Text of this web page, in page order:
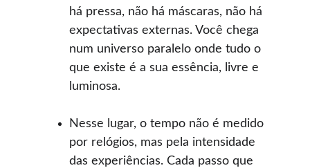
há pressa, não há máscaras, não há
expectativas externas. Você chega
num universo paralelo onde tudo o
que existe é a sua essência, livre e
luminosa.
Nesse lugar, o tempo não é medido
por relógios, mas pela intensidade
das experiências. Cada passo que